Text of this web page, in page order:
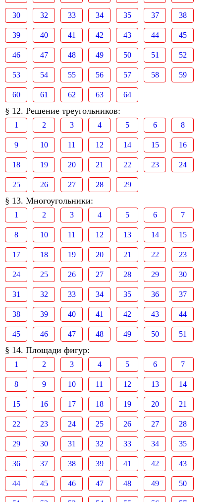
30 32 33 34 35 37 38
39 40 41 42 43 44 45
46 47 48 49 50 51 52
53 54 55 56 57 58 59
60 61 62 63 64
§ 12. Решение треугольников:
1 2 3 4 5 6 8
9 10 11 12 14 15 16
18 19 20 21 22 23 24
25 26 27 28 29
§ 13. Многоугольники:
1 2 3 4 5 6 7
8 10 11 12 13 14 15
17 18 19 20 21 22 23
24 25 26 27 28 29 30
31 32 33 34 35 36 37
38 39 40 41 42 43 44
45 46 47 48 49 50 51
§ 14. Площади фигур:
1 2 3 4 5 6 7
8 9 10 11 12 13 14
15 16 17 18 19 20 21
22 23 24 25 26 27 28
29 30 31 32 33 34 35
36 37 38 39 41 42 43
44 45 46 47 48 49 50